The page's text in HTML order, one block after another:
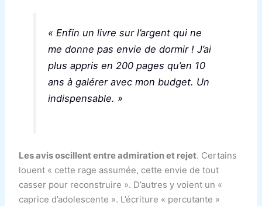
« Enfin un livre sur l’argent qui ne
me donne pas envie de dormir ! J’ai
plus appris en 200 pages qu’en 10
ans à galérer avec mon budget. Un
indispensable. »
Les avis oscillent entre admiration et rejet. Certains
louent « cette rage assumée, cette envie de tout
casser pour reconstruire ». D’autres y voient un «
caprice d’adolescente ». L’écriture « percutante »